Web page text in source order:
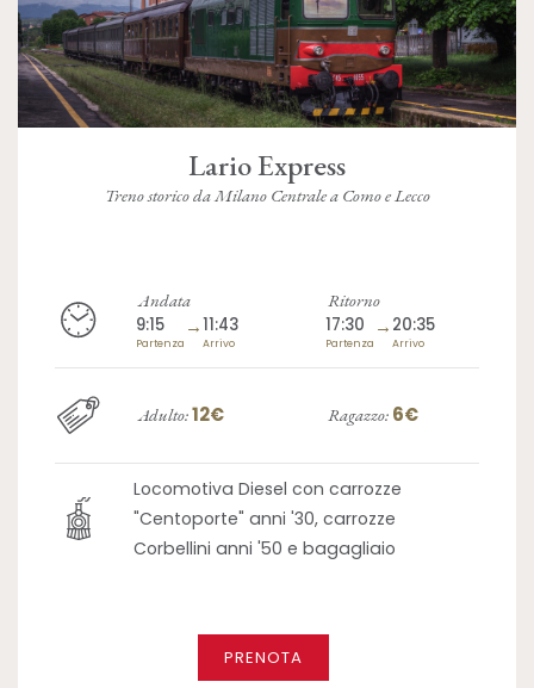
Lario Express
Treno storico da Milano Centrale a Como e Lecco
Andata
9:15
Partenza
→11:43
Arrivo
Ritorno
17:30
Partenza
→ 20:35
Arrivo
Adulto:12€ Ragazzo: 6€
Locomotiva Diesel con carrozze
"Centoporte" anni '30, carrozze
Corbellini anni '50 e bagagliaio
PRENOTA